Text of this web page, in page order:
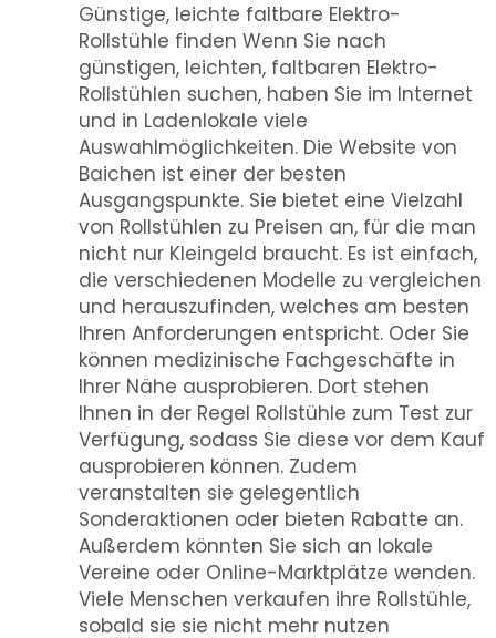
Günstige, leichte faltbare Elektro-
Rollstühle finden Wenn Sie nach
günstigen, leichten, faltbaren Elektro-
Rollstühlen suchen, haben Sie im Internet
und in Ladenlokale viele
Auswahlmöglichkeiten. Die Website von
Baichen ist einer der besten
Ausgangspunkte. Sie bietet eine Vielzahl
von Rollstühlen zu Preisen an, für die man
nicht nur Kleingeld braucht. Es ist einfach,
die verschiedenen Modelle zu vergleichen
und herauszufinden, welches am besten
Ihren Anforderungen entspricht. Oder Sie
können medizinische Fachgeschäfte in
Ihrer Nähe ausprobieren. Dort stehen
Ihnen in der Regel Rollstühle zum Test zur
Verfügung, sodass Sie diese vor dem Kauf
ausprobieren können. Zudem
veranstalten sie gelegentlich
Sonderaktionen oder bieten Rabatte an.
Außerdem könnten Sie sich an lokale
Vereine oder Online-Marktplätze wenden.
Viele Menschen verkaufen ihre Rollstühle,
sobald sie sie nicht mehr nutzen